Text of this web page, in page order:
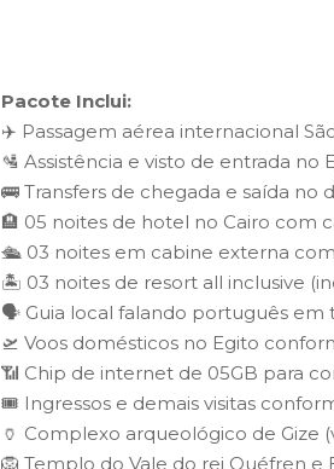
Pacote Inclui:
✈️ Passagem aérea internacional
🛂 Assistência e visto de entrada no
🚌 Transfers de chegada e saída no
🏨 05 noites de hotel no Cairo com
🛳️ 03 noites em cabine externa
🏝️ 03 noites de resort all inclusive
🗣️ Guia local falando português em
🛫 Voos domésticos no Egito
📶 Chip de internet de 05GB para
🎟️ Ingressos e demais visitas
🏺 Complexo arqueológico de Gize
🦁 Templo do Vale do rei Quéfren e